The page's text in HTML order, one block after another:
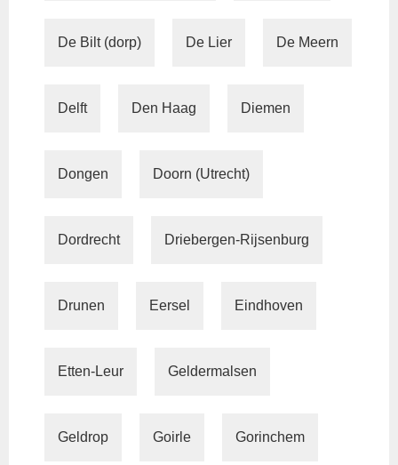
De Bilt (dorp) De Lier De Meern
Delft Den Haag Diemen
Dongen Doorn (Utrecht)
Dordrecht Driebergen-Rijsenburg
Drunen Eersel Eindhoven
Etten-Leur Geldermalsen
Geldrop Goirle Gorinchem